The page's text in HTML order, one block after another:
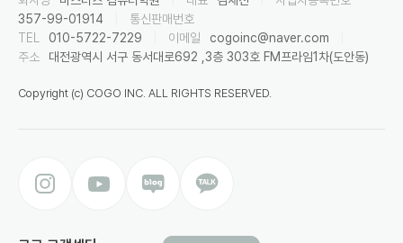
357-99-01914
통신판매번호
TEL
010-5722-7229 이메일 cogoinc@naver.com
주소
대전광역시 서구 동서대로692 ,3층 303호 FM프라임1차(도안동)
Copyright (c) COGO INC. ALL RIGHTS RESERVED.